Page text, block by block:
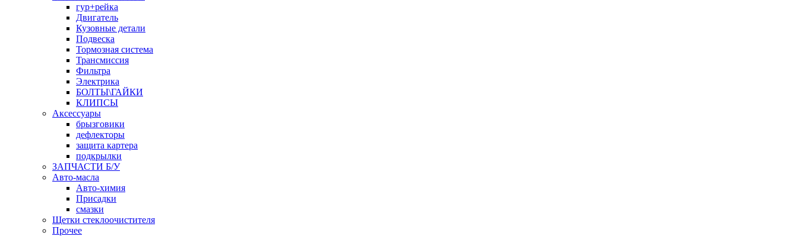
гур+рейка
Двигатель
Кузовные детали
Подвеска
Тормозная система
Трансмиссия
Фильтра
Электрика
БОЛТЫ\ГАЙКИ
КЛИПСЫ
Аксессуары
брызговики
дефлекторы
защита картера
подкрылки
ЗАПЧАСТИ Б/У
Авто-масла
Авто-химия
Присадки
смазки
Щетки стеклоочистителя
Прочее